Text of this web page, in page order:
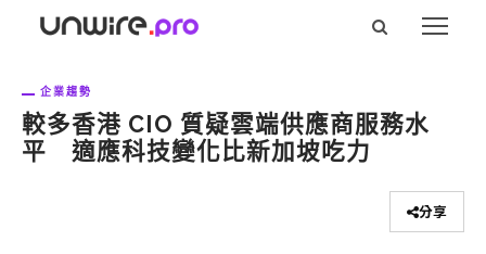
企業趨勢
較多香港 CIO 質疑雲端供應商服務水
平 適應科技變化比新加坡吃力
分享